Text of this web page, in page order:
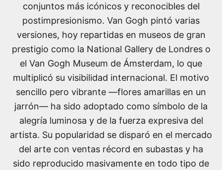
conjuntos más icónicos y reconocibles del
postimpresionismo. Van Gogh pintó varias
versiones, hoy repartidas en museos de gran
prestigio como la National Gallery de Londres o
el Van Gogh Museum de Ámsterdam, lo que
multiplicó su visibilidad internacional. El motivo
sencillo pero vibrante —flores amarillas en un
jarrón— ha sido adoptado como símbolo de la
alegría luminosa y de la fuerza expresiva del
artista. Su popularidad se disparó en el mercado
del arte con ventas récord en subastas y ha
sido reproducido masivamente en todo tipo de